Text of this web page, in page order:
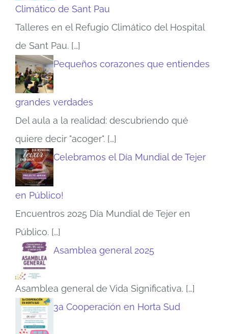
Climático de Sant Pau
Talleres en el Refugio Climático del Hospital
de Sant Pau. […]
Pequeños corazones que entiendes
grandes verdades
Del aula a la realidad: descubriendo qué
quiere decir "acoger". […]
Celebramos el Día Mundial de Tejer
en Público!
Encuentros 2025 Día Mundial de Tejer en
Público. […]
Asamblea general 2025
Asamblea general de Vida Significativa. […]
3a Cooperación en Horta Sud